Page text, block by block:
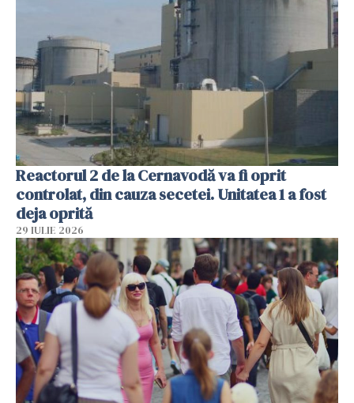
Reactorul 2 de la Cernavodă va fi oprit
controlat, din cauza secetei. Unitatea 1 a fost
deja oprită
29 IULIE 2026